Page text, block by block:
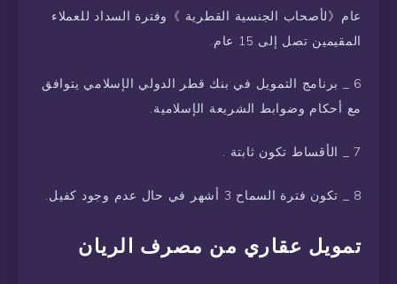
عام《لأصحاب الجنسية القطرية 》وفترة السداد للعملاء
المقيمين تصل إلى 15 عام.
6 _ برنامج التمويل في بنك قطر الدولي الإسلامي يتوافق
مع أحكام وضوابط الشريعة الإسلامية.
7 _ الأقساط تكون ثابتة .
8 _ تكون فترة السماح 3 أشهر في حال عدم وجود كفيل.
تمويل عقاري من مصرف الريان